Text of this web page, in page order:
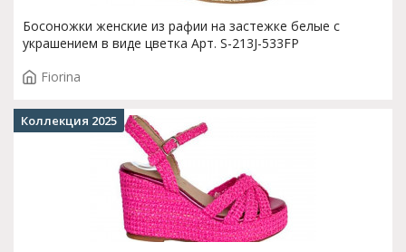
Босоножки женские из рафии на застежке белые с
украшением в виде цветка Арт. S-213J-533FP
Fiorina
Коллекция 2025